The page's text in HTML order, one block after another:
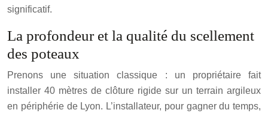
significatif.
La profondeur et la qualité du scellement
des poteaux
Prenons une situation classique : un propriétaire fait
installer 40 mètres de clôture rigide sur un terrain argileux
en périphérie de Lyon. L’installateur, pour gagner du temps,